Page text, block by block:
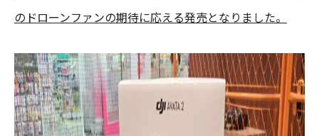
のドローンファンの期待に応える発売となりました。